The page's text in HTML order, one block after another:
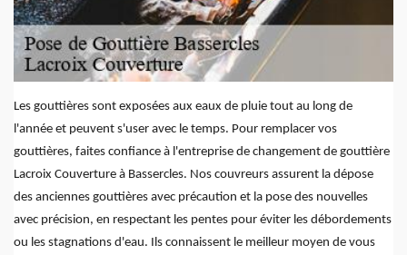
Les gouttières sont exposées aux eaux de pluie tout au long de
l'année et peuvent s'user avec le temps. Pour remplacer vos
gouttières, faites confiance à l'entreprise de changement de gouttière
Lacroix Couverture à Bassercles. Nos couvreurs assurent la dépose
des anciennes gouttières avec précaution et la pose des nouvelles
avec précision, en respectant les pentes pour éviter les débordements
ou les stagnations d'eau. Ils connaissent le meilleur moyen de vous